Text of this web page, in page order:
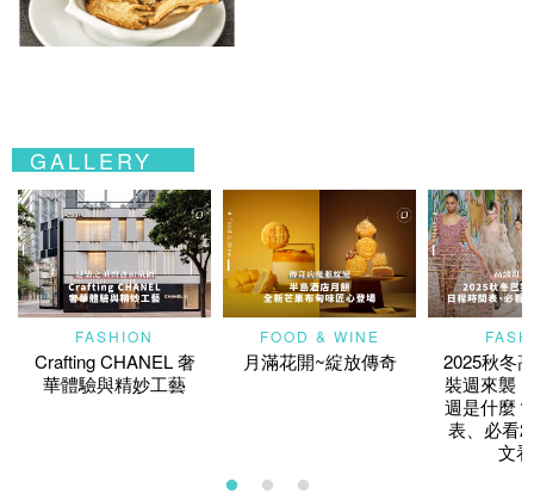
GALLERY
FASHION
Crafting CHANEL 奢
華體驗與精妙工藝
FOOD & WINE
月滿花開~綻放傳奇
2025秋冬
裝週來襲
週是什麼
表、必看
文